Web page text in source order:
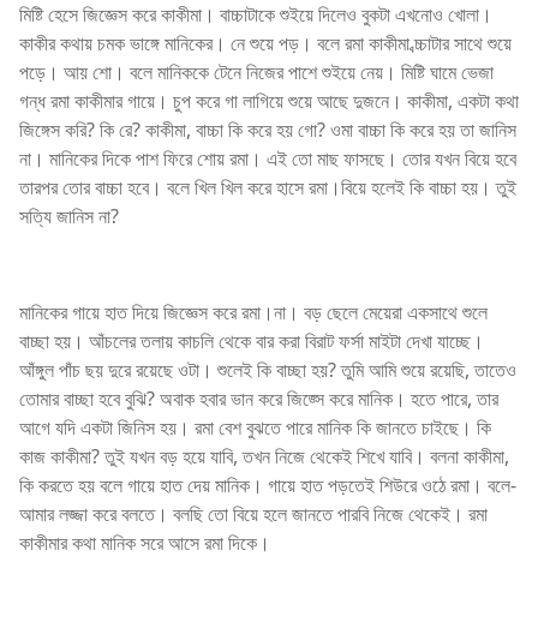
মিষ্টি হেসে জিজ্ঞেস করে কাকীমা। বাচ্চাটাকে শুইয়ে দিলেও বুকটা এখনোও খোলা।
কাকীর কথায় চমক ভাঙ্গে মানিকের। নে শুয়ে পড়। বলে রমা কাকীমা ব্চ্চাটার সাথে শুয়ে
পড়ে। আয় শো। বলে মানিককে টেনে নিজের পাশে শুইয়ে নেয়। মিষ্টি ঘামে ভেজা
গন্ধ রমা কাকীমার গায়ে। চুপ করে গা লাগিয়ে শুয়ে আছে দুজনে। কাকীমা, একটা কথা
জিঙ্গেস করি? কি রে? কাকীমা, বাচ্চা কি করে হয় গো? ওমা বাচ্চা কি করে হয় তা জানিস
না। মানিকের দিকে পাশ ফিরে শোয় রমা। এই তো মাছ ফাসছে। তোর যখন বিয়ে হবে
তারপর তোর বাচ্চা হবে। বলে খিল খিল করে হাসে রমা।বিয়ে হলেই কি বাচ্চা হয়। তুই
সত্যি জানিস না?
মানিকের গায়ে হাত দিয়ে জিজ্ঞেস করে রমা।না। বড় ছেলে মেয়েরা একসাথে শুলে
বাচ্ছা হয়। আঁচলের তলায় কাচলি থেকে বার করা বিরাট ফর্সা মাইটা দেখা যাচ্ছে।
আঁঙ্গুল পাঁচ ছয় দুরে রয়েছে ওটা। শুলেই কি বাচ্ছা হয়? তুমি আমি শুয়ে রয়েছি, তাতেও
তোমার বাচ্ছা হবে বুঝি? অবাক হবার ভান করে জিজ্সে করে মানিক। হতে পারে, তার
আগে যদি একটা জিনিস হয়। রমা বেশ বুঝতে পারে মানিক কি জানতে চাইছে। কি
কাজ কাকীমা? তুই যখন বড় হয়ে যাবি, তখন নিজে থেকেই শিখে যাবি। বলনা কাকীমা,
কি করতে হয় বলে গায়ে হাত দেয় মানিক। গায়ে হাত পড়তেই শিউরে ওঠে রমা। বলে-
আমার লজ্জা করে বলতে। বলছি তো বিয়ে হলে জানতে পারবি নিজে থেকেই। রমা
কাকীমার কথা মানিক সরে আসে রমা দিকে।